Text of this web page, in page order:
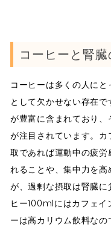
コーヒーと腎
コーヒーは多くの人に
として欠かせない存在
が豊富に含まれており
が注目されています。
取であれば運動中の疲
れることや、集中力を
が、過剰な摂取は腎臓
ヒー100mlにはカフェ
ーは高カリウム飲料な